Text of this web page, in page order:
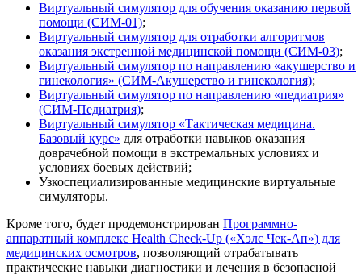
Виртуальный симулятор для обучения оказанию первой
помощи (СИМ-01);
Виртуальный симулятор для отработки алгоритмов
оказания экстренной медицинской помощи (СИМ-03);
Виртуальный симулятор по направлению «акушерство и
гинекология» (СИМ-Акушерство и гинекология);
Виртуальный симулятор по направлению «педиатрия»
(СИМ-Педиатрия);
Виртуальный симулятор «Тактическая медицина.
Базовый курс» для отработки навыков оказания
доврачебной помощи в экстремальных условиях и
условиях боевых действий;
Узкоспециализированные медицинские виртуальные
симуляторы.
Кроме того, будет продемонстрирован Программно-
аппаратный комплекс Health Check-Up («Хэлс Чек-Ап») для
медицинских осмотров, позволяющий отрабатывать
практические навыки диагностики и лечения в безопасной